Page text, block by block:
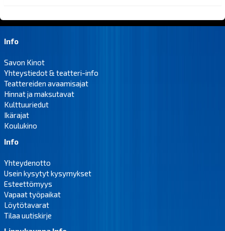
Info
Savon Kinot
Yhteystiedot & teatteri-info
Teattereiden avaamisajat
Hinnat ja maksutavat
Kulttuuriedut
Ikärajat
Koulukino
Info
Yhteydenotto
Usein kysytyt kysymykset
Esteettömyys
Vapaat työpaikat
Löytötavarat
Tilaa uutiskirje